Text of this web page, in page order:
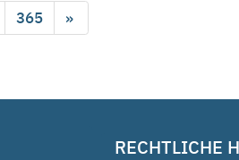
365 »
RECHTLICHE